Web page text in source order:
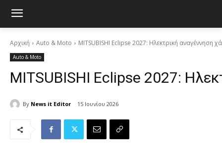
Αρχική Auto & Moto MITSUBISHI Eclipse 2027: Ηλεκτρική αναγέννηση
Auto & Moto
MITSUBISHI Eclipse 2027:
By News it Editor 15 Ιουνίου 2026